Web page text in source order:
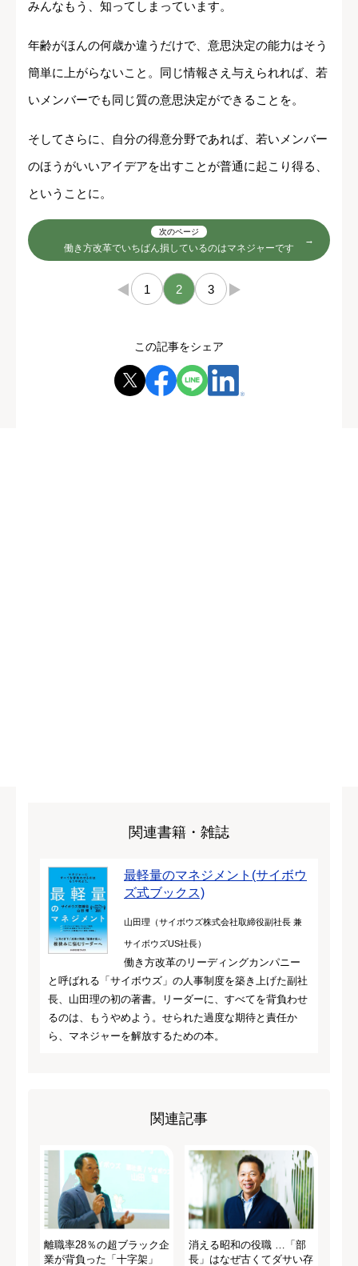
みんなもう、知ってしまっています。
年齢がほんの何歳か違うだけで、意思決定の能力はそう
簡単に上がらないこと。同じ情報さえ与えられれば、若
いメンバーでも同じ質の意思決定ができることを。
そしてさらに、自分の得意分野であれば、若いメンバー
のほうがいいアイデアを出すことが普通に起こり得る、
ということに。
次のページ
働き方改革でいちばん損しているのはマネジャーです
← 1 2 3 →
この記事をシェア
関連書籍・雑誌
最軽量のマネジメント(サイボウ
ズ式ブックス)
山田理（サイボウズ株式会社取締役副社長 兼
サイボウズUS社長）
働き方改革のリーディングカンパニー
と呼ばれる「サイボウズ」の人事制度を築き上げた副社
長、山田理の初の著書。リーダーに、すべてを背負わせ
るのは、もうやめよう。せられた過度な期待と責任か
ら、マネジャーを解放するための本。
関連記事
離職率28％の超ブラック企
業が背負った「十字架」
消える昭和の役職 …「部
長」はなぜ古くてダサい存